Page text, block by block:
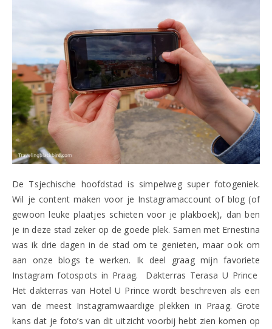
De Tsjechische hoofdstad is simpelweg super fotogeniek.
Wil je content maken voor je Instagramaccount of blog (of
gewoon leuke plaatjes schieten voor je plakboek), dan ben
je in deze stad zeker op de goede plek. Samen met Ernestina
was ik drie dagen in de stad om te genieten, maar ook om
aan onze blogs te werken. Ik deel graag mijn favoriete
Instagram fotospots in Praag. Dakterras Terasa U Prince
Het dakterras van Hotel U Prince wordt beschreven als een
van de meest Instagramwaardige plekken in Praag. Grote
kans dat je foto’s van dit uitzicht voorbij hebt zien komen op